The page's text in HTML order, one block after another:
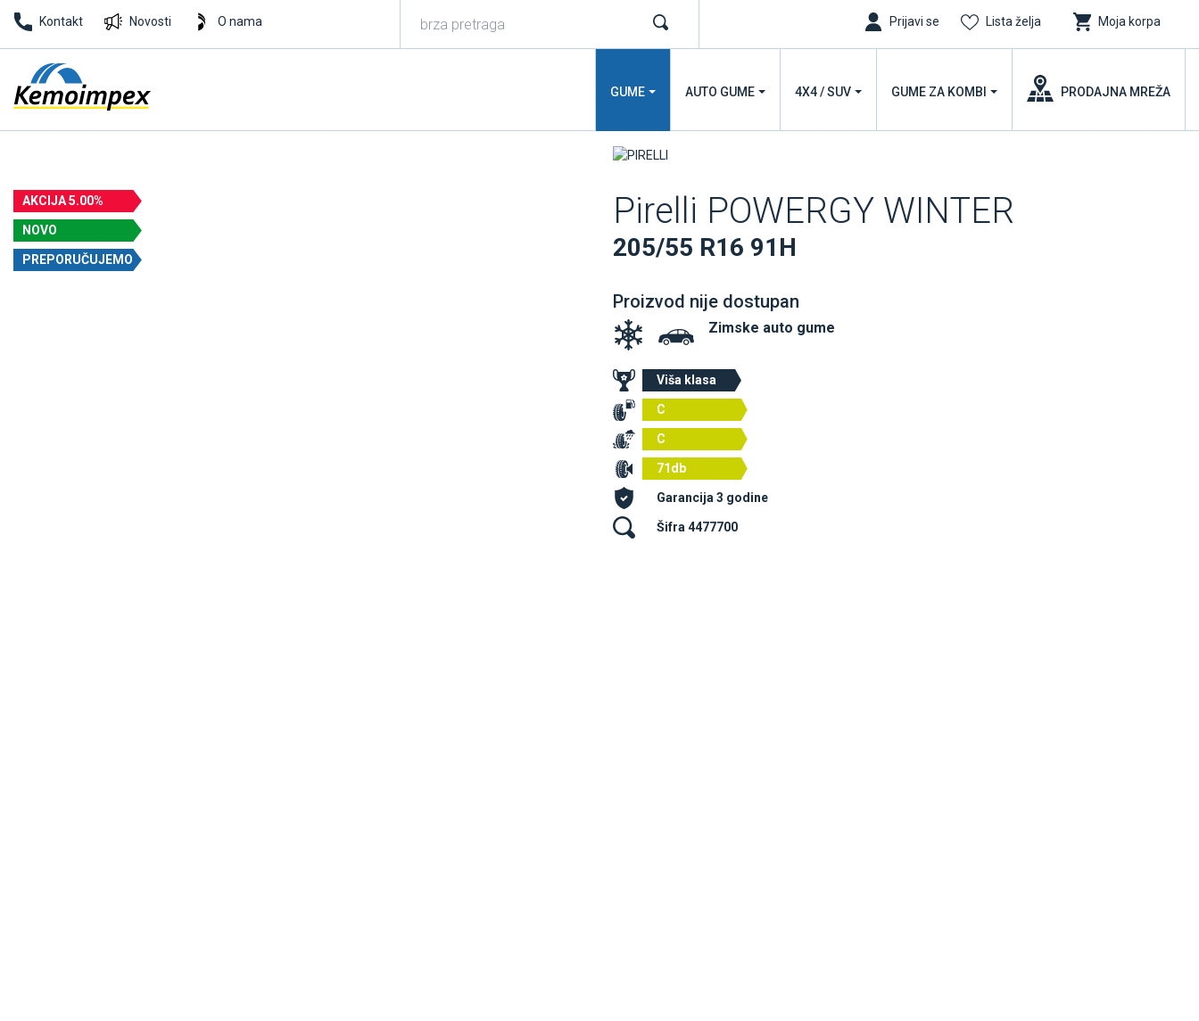
Kontakt Novosti O nama Prijavi se Lista želja Moja korpa
GUME AUTO GUME 4X4 / SUV GUME ZA KOMBI PRODAJNA MREŽA
AKCIJA 5.00%
NOVO
PREPORUČUJEMO
Pirelli POWERGY WINTER
205/55 R16 91H
Proizvod nije dostupan
Zimske auto gume
Viša klasa
C
C
71db
Garancija 3 godine
Šifra 4477700